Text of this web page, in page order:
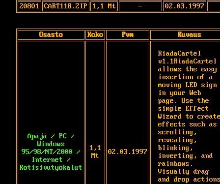
20801
CART11B.ZIP 1,1 Mt - 02.03.1997
Osasto Koko Pvm Kuvaus
Apaja / PC /
Windows
95/98/NT/2000 /
Internet /
Kotisivutyökalut
1,1
Mt
02.03.1997
RiadaCartel
v1.1RiadaCartel
allows the easy
insertion of a
moving LED sign
in your Web
page. Use the
simple Effect
Wizard to
effects such as
scrolling,
revealing,
blinking,
inverting, and
rainbows.
Visually drag
and drop